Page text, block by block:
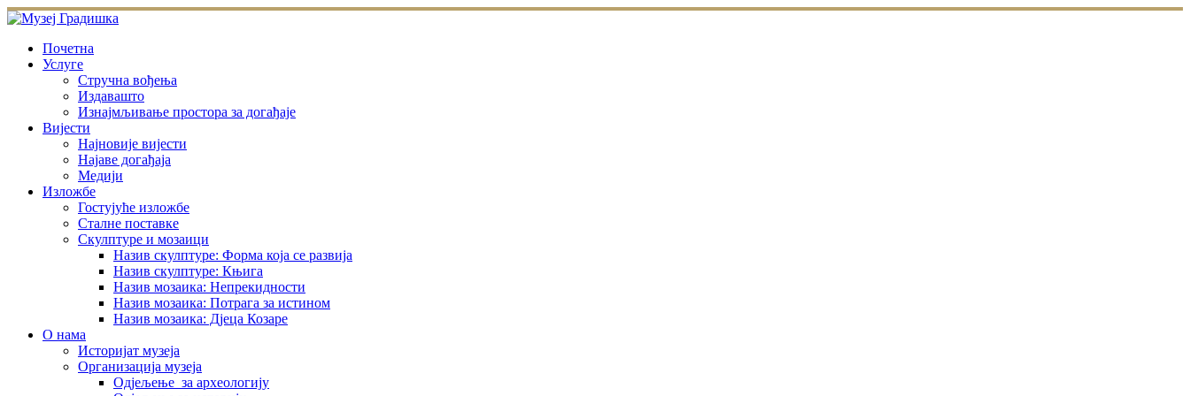
Skip
to
contentПочетна
Услуге
Стручна вођења
Издавашто
Изнајмљивање простора за догађаје
Вијести
Најновије вијести
Најаве догађаја
Медији
Изложбе
Гостујуће изложбе
Сталне поставке
Скулптуре и мозаици
Назив скулптуре: Форма која се развија
Назив скулптуре: Књига
Назив мозаика: Непрекидности
Назив мозаика: Потрага за истином
Назив мозаика: Дјеца Козаре
О нама
Историјат музеја
Организација музеја
Одјељење за археологију